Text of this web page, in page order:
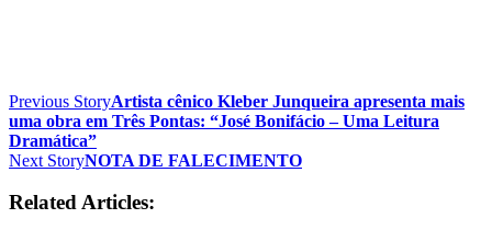
Previous StoryArtista cênico Kleber Junqueira apresenta mais
uma obra em Três Pontas: “José Bonifácio – Uma Leitura
Dramática”
Next StoryNOTA DE FALECIMENTO
Related Articles: